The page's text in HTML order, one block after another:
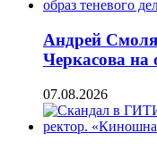
Андрей
Черкасова на
07.08.2026